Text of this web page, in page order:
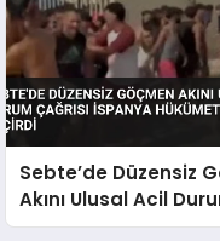
Sebte’de Düzensiz
Akını Ulusal Acil
İspanya Hükümetini